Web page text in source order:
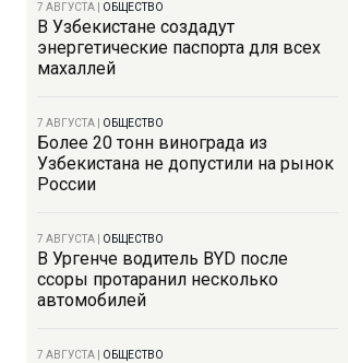
7 АВГУСТА ОБЩЕСТВО
В Узбекистане создадут
энергетические паспорта для всех
махаллей
7 АВГУСТА ОБЩЕСТВО
Более 20 тонн винограда из
Узбекистана не допустили на рынок
России
7 АВГУСТА ОБЩЕСТВО
В Ургенче водитель BYD после
ссоры протаранил несколько
автомобилей
7 АВГУСТА ОБЩЕСТВО